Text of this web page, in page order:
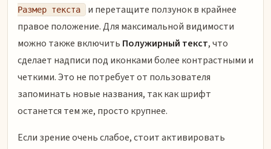
Размер текста
и перетащите ползунок в крайнее
правое положение. Для максимальной видимости
можно также включить Полужирный текст, что
сделает надписи под иконками более контрастными и
четкими. Это не потребует от пользователя
запоминать новые названия, так как шрифт
останется тем же, просто крупнее.
Если зрение очень слабое, стоит активировать